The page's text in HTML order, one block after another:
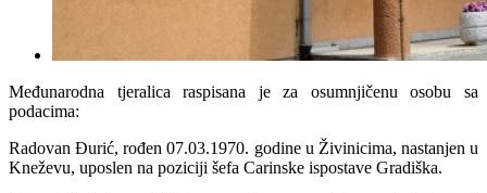
Međunarodna tjeralica raspisana je za osumnjičenu osobu sa
podacima:
Radovan Đurić, rođen 07.03.1970. godine u Živinicima, nastanjen u
Kneževu, uposlen na poziciji šefa Carinske ispostave Gradiška.